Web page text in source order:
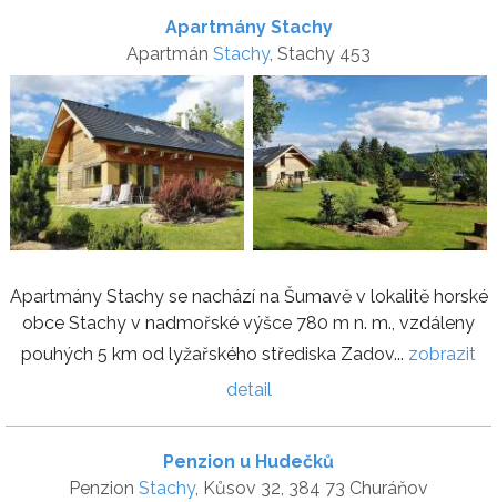
Apartmány Stachy
Apartmán Stachy, Stachy 453
Apartmány Stachy se nachází na Šumavě v lokalitě horské
obce Stachy v nadmořské výšce 780 m n. m., vzdáleny
pouhých 5 km od lyžařského střediska Zadov... zobrazit
detail
Penzion u Hudečků
Penzion Stachy, Kůsov 32, 384 73 Churáňov